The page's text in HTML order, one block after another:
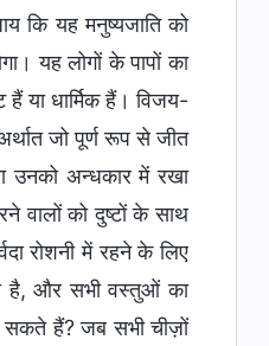
कि यह मनुष्यजाति को
यह लोगों के पापों का
या धार्मिक हैं। विजय-
जो पूर्ण रूप से जीत
उनको अन्धकार में रखा
वालों को दुष्टों के साथ
रोशनी में रहने के लिए
है, और सभी वस्तुओं का
सकते हैं? जब सभी चीज़ों